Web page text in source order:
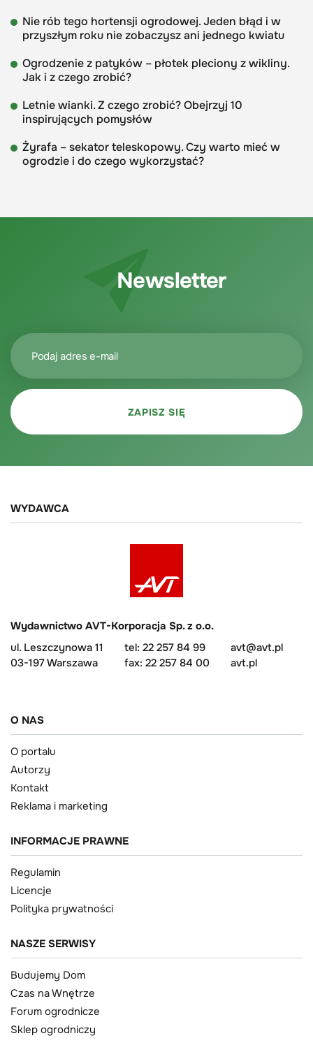
Nie rób tego hortensji ogrodowej. Jeden błąd i w
przyszłym roku nie zobaczysz ani jednego kwiatu
Ogrodzenie z patyków – płotek pleciony z wikliny.
Jak i z czego zrobić?
Letnie wianki. Z czego zrobić? Obejrzyj 10
inspirujących pomysłów
Żyrafa – sekator teleskopowy. Czy warto mieć w
ogrodzie i do czego wykorzystać?
Newsletter
WYDAWCA
Wydawnictwo AVT-Korporacja Sp. z o.o.
ul. Leszczynowa 11
03-197 Warszawa
tel: 22 257 84 99
fax: 22 257 84 00
avt@avt.pl
avt.pl
O NAS
O portalu
Autorzy
Kontakt
Reklama i marketing
INFORMACJE PRAWNE
Regulamin
Licencje
Polityka prywatności
NASZE SERWISY
Budujemy Dom
Czas na Wnętrze
Forum ogrodnicze
Sklep ogrodniczy